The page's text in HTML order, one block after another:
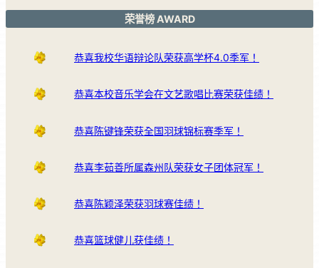
荣誉榜 AWARD
恭喜我校华语辩论队荣获高学杯4.0季军！
恭喜本校音乐学会在文艺歌唱比赛荣获佳绩！
恭喜陈键锋荣获全国羽球锦标赛季军！
恭喜李茹善所属森州队荣获女子团体冠军！
恭喜陈颖泽荣获羽球赛佳绩！
恭喜篮球健儿获佳绩！